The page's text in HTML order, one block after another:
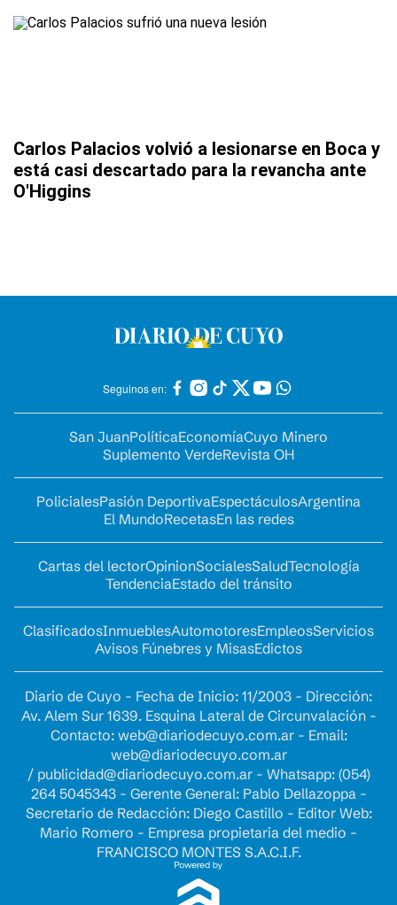
Carlos Palacios volvió a lesionarse en Boca y
está casi descartado para la revancha ante
O'Higgins
Seguinos en:
San JuanPolíticaEconomíaCuyo Minero
Suplemento VerdeRevista OH
PolicialesPasión DeportivaEspectáculosArgentina
El MundoRecetasEn las redes
Cartas del lectorOpinionSocialesSaludTecnología
TendenciaEstado del tránsito
ClasificadosInmueblesAutomotoresEmpleosServicios
Avisos Fúnebres y MisasEdictos
Diario de Cuyo - Fecha de Inicio: 11/2003 - Dirección:
Av. Alem Sur 1639. Esquina Lateral de Circunvalación -
Contacto: web@diariodecuyo.com.ar- Email:
web@diariodecuyo.com.ar
/ publicidad@diariodecuyo.com.ar- Whatsapp: (054)
264 5045343 - Gerente General: Pablo Dellazoppa -
Secretario de Redacción: Diego Castillo - Editor Web:
Mario Romero - Empresa propietaria del medio -
FRANCISCO MONTES S.A.C.I.F.